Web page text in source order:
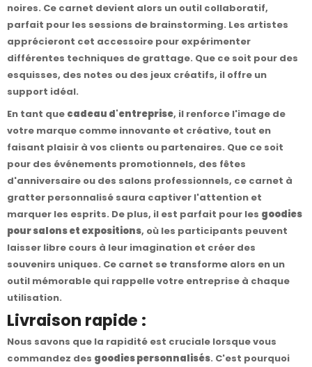
noires. Ce carnet devient alors un outil collaboratif,
parfait pour les sessions de brainstorming. Les artistes
apprécieront cet accessoire pour expérimenter
différentes techniques de grattage. Que ce soit pour des
esquisses, des notes ou des jeux créatifs, il offre un
support idéal.
En tant que cadeau d'entreprise, il renforce l'image de
votre marque comme innovante et créative, tout en
faisant plaisir à vos clients ou partenaires. Que ce soit
pour des événements promotionnels, des fêtes
d'anniversaire ou des salons professionnels, ce carnet à
gratter personnalisé saura captiver l'attention et
marquer les esprits. De plus, il est parfait pour les goodies
pour salons et expositions, où les participants peuvent
laisser libre cours à leur imagination et créer des
souvenirs uniques. Ce carnet se transforme alors en un
outil mémorable qui rappelle votre entreprise à chaque
utilisation.
Livraison rapide :
Nous savons que la rapidité est cruciale lorsque vous
commandez des goodies personnalisés. C'est pourquoi